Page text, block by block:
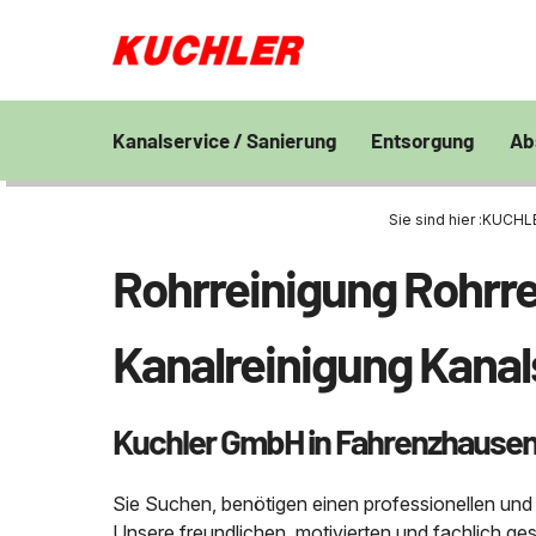
Kanalservice / Sanierung
Kanalsanierung Großprofilsanierung
Grubenentleerung
24h Notdienst
Umpumpen
Entsorgung
Entsorgung und
von Bohrschlamm
Saugwagen
Unternehmen
Stellenangebote
Kontakt
Sie sind hier :
Rohrreinigung
Kanalreinigung
Kuchler GmbH in
Sie Suchen, benötigen einen professionellen